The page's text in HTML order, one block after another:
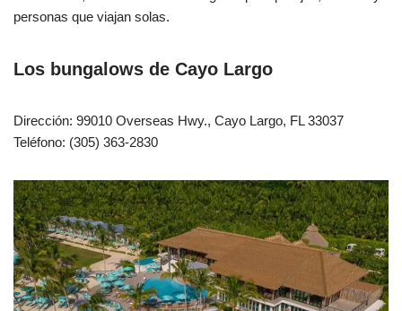
personas que viajan solas.
Los bungalows de Cayo Largo
Dirección: 99010 Overseas Hwy., Cayo Largo, FL 33037
Teléfono: (305) 363-2830